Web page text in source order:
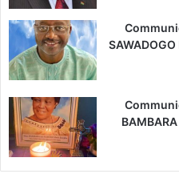
SAWADOGO